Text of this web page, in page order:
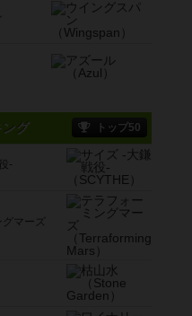
ング トップ50
-
マーズ